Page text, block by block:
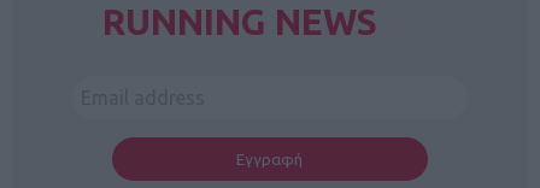
RUNNING NEWS